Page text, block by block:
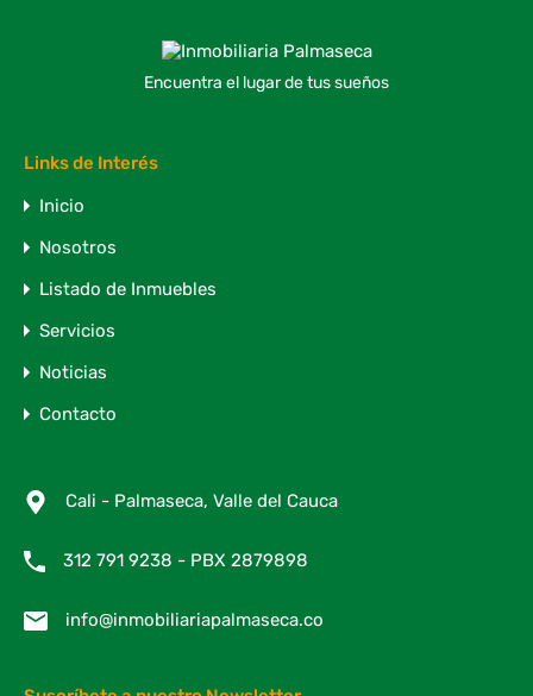
Encuentra el lugar de tus sueños
Links de Interés
Inicio
Nosotros
Listado de Inmuebles
Servicios
Noticias
Contacto
Cali - Palmaseca, Valle del Cauca
312 791 9238 - PBX 2879898
info@inmobiliariapalmaseca.co